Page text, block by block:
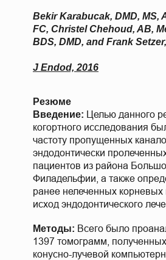
Bekir Karabucak, DMD, MS,
FC, Christel Chehoud, AB,
BDS, DMD, and Frank
J Endod, 2016
Резюме
Введение: Целью данного
когортного исследования
частоту пропущенных
эндодонтически
пациентов из района
Филадельфии, а также
ранее нелеченных корневых
исход эндодонтического
Методы: Всего было
1397 томограмм,
конусно-лучевой